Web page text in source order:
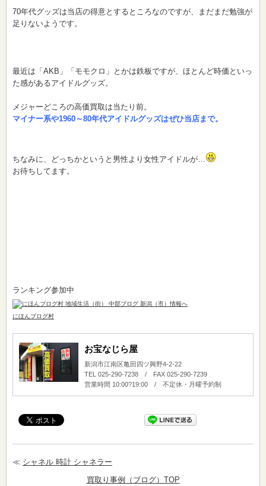
70年代グッズは当店の得意とするところなのですが、まだまだ勉強が
足りないようです。
最近は「AKB」「モモクロ」とかは鉄板ですが、ほとんど時価といっ
た感があるアイドルグッズ。
メジャーどころの高価買取は当たり前。
マイナー系や1960～80年代アイドルグッズはぜひ当店まで。
ちなみに、どっちかというと男性より女性アイドルが…
お待ちしてます。
ランキング参加中
にほんブログ村
お宝なじら屋
新潟市江南区亀田四ツ興野4-2-22
TEL 025-290-7238 / FAX 025-290-7239
営業時間 10:00?19:00 / 不定休・月曜予約制
≪ シャネル 時計 シャネラー
買取り事例（ブログ）TOP